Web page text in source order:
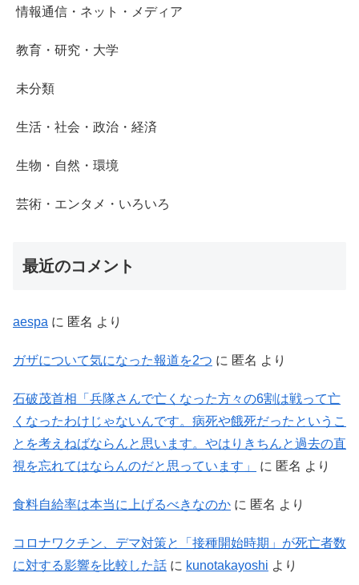
情報通信・ネット・メディア
教育・研究・大学
未分類
生活・社会・政治・経済
生物・自然・環境
芸術・エンタメ・いろいろ
最近のコメント
aespa に 匿名 より
ガザについて気になった報道を2つ に 匿名 より
石破茂首相「兵隊さんで亡くなった方々の6割は戦って亡
くなったわけじゃないんです。病死や餓死だったというこ
とを考えねばならんと思います。やはりきちんと過去の直
視を忘れてはならんのだと思っています」
に 匿名 より
食料自給率は本当に上げるべきなのか に 匿名 より
コロナワクチン、デマ対策と「接種開始時期」が死亡者数
に対する影響を比較した話 に kunotakayoshi より